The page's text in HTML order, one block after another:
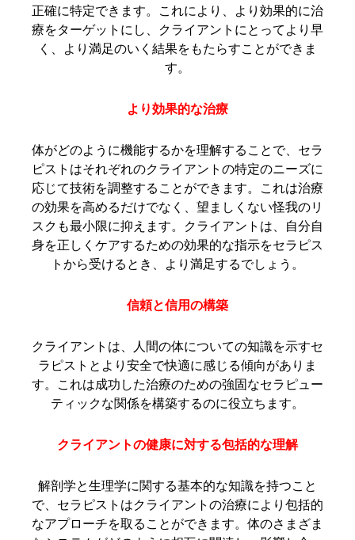
正確に特定できます。これにより、より効果的に治
療をターゲットにし、クライアントにとってより早
く、より満足のいく結果をもたらすことができま
す。
より効果的な治療
体がどのように機能するかを理解することで、セラ
ピストはそれぞれのクライアントの特定のニーズに
応じて技術を調整することができます。これは治療
の効果を高めるだけでなく、望ましくない怪我のリ
スクも最小限に抑えます。クライアントは、自分自
身を正しくケアするための効果的な指示をセラピス
トから受けるとき、より満足するでしょう。
信頼と信用の構築
クライアントは、人間の体についての知識を示すセ
ラピストとより安全で快適に感じる傾向がありま
す。これは成功した治療のための強固なセラピュー
ティックな関係を構築するのに役立ちます。
クライアントの健康に対する包括的な理解
解剖学と生理学に関する基本的な知識を持つこと
で、セラピストはクライアントの治療により包括的
なアプローチを取ることができます。体のさまざま